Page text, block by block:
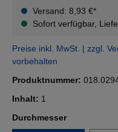
Versand: 8,93 €*
Sofort verfügbar,
Preise inkl. MwSt. | zzgl.
vorbehalten
Produktnummer:
Inhalt: 1
Durchmesserauswählen